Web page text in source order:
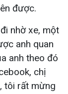
được.
nhờ xe, một
anh quan
anh theo đó
chị
tôi rất mừng